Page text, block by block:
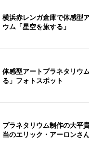
横浜赤レンガ倉庫で体感型
ウム「星空を旅する」
体感型アートプラネタリウ
る」フォトスポット
プラネタリウム制作の大平
当のエリック・アーロンさ